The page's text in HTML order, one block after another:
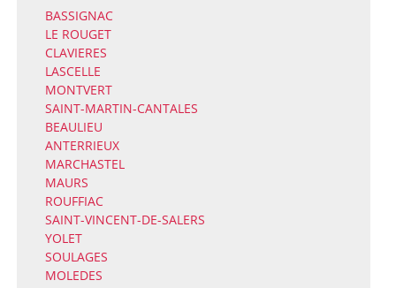
BASSIGNAC
LE ROUGET
CLAVIERES
LASCELLE
MONTVERT
SAINT-MARTIN-CANTALES
BEAULIEU
ANTERRIEUX
MARCHASTEL
MAURS
ROUFFIAC
SAINT-VINCENT-DE-SALERS
YOLET
SOULAGES
MOLEDES